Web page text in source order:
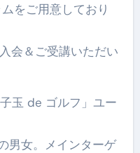
をご用意しており
会＆ご受講いただい
玉 de ゴルフ」ユー
男女。メインターゲ